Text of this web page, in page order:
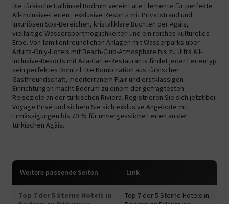
Die türkische Halbinsel Bodrum vereint alle Elemente für perfekte
All-inclusive-Ferien : exklusive Resorts mit Privatstrand und
luxuriösen Spa-Bereichen, kristallklare Buchten der Ägäis,
vielfältige Wassersportmöglichkeiten und ein reiches kulturelles
Erbe. Von familienfreundlichen Anlagen mit Wasserparks über
Adults-Only-Hotels mit Beach-Club-Atmosphäre bis zu Ultra All-
inclusive-Resorts mit A-la-Carte-Restaurants findet jeder Ferientyp
sein perfektes Domizil. Die Kombination aus türkischer
Gastfreundschaft, mediterranem Flair und erstklassigen
Einrichtungen macht Bodrum zu einem der gefragtesten
Reiseziele an der türkischen Riviera. Registrieren Sie sich jetzt bei
Voyage Privé und sichern Sie sich exklusive Angebote mit
Ermässigungen bis 70 % für unvergessliche Ferien an der
türkischen Ägäis.
Weitere passende Seiten Link
Top 7 der 5 Sterne Hotels in
Top 7 der 5 Sterne Hotels in